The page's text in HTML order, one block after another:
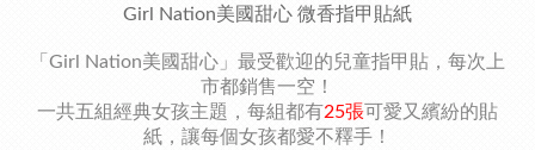
Girl Nation美國甜心 微香指甲貼紙
「Girl Nation美國甜心」最受歡迎的兒童指甲貼，每次上
市都銷售一空！
一共五組經典女孩主題， 每組都有25張可愛又繽紛的貼
紙，讓每個女孩都愛不釋手！